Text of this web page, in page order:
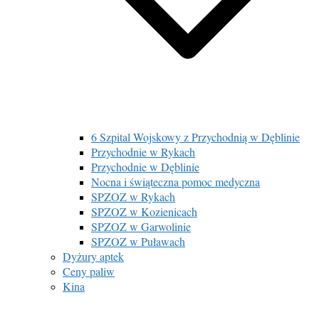
6 Szpital Wojskowy z Przychodnią w Dęblinie
Przychodnie w Rykach
Przychodnie w Dęblinie
Nocna i świąteczna pomoc medyczna
SPZOZ w Rykach
SPZOZ w Kozienicach
SPZOZ w Garwolinie
SPZOZ w Puławach
Dyżury aptek
Ceny paliw
Kina